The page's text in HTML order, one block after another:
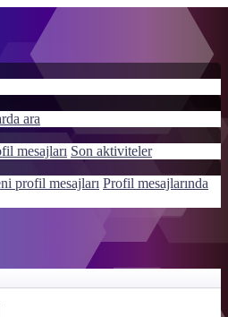
ara
mesajları Son aktiviteler
profil mesajları Profil mesajlarında